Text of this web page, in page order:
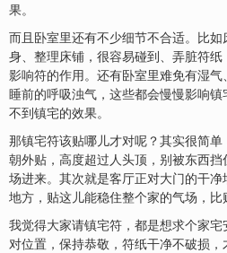
果。
而且卧室里还有不少细节不合适。比
身、整理床铺，很容易碰到、弄脏符
影响符的作用。还有卧室里难免有湿气
睡前的呼吸浊气，这些都会慢慢影响
不到镇宅的效果。
那镇宅符该贴哪儿才对呢？其实很简
朝外贴，高度超过人头顶，别被东西
场进来。其次就是客厅正对大门的干
地方，贴这儿能稳住整个家的气场，比
我觉得大家请镇宅符，都是想求个家
对位置，保持恭敬，符纸干净不破损